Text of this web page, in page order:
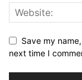
Save my
next time I